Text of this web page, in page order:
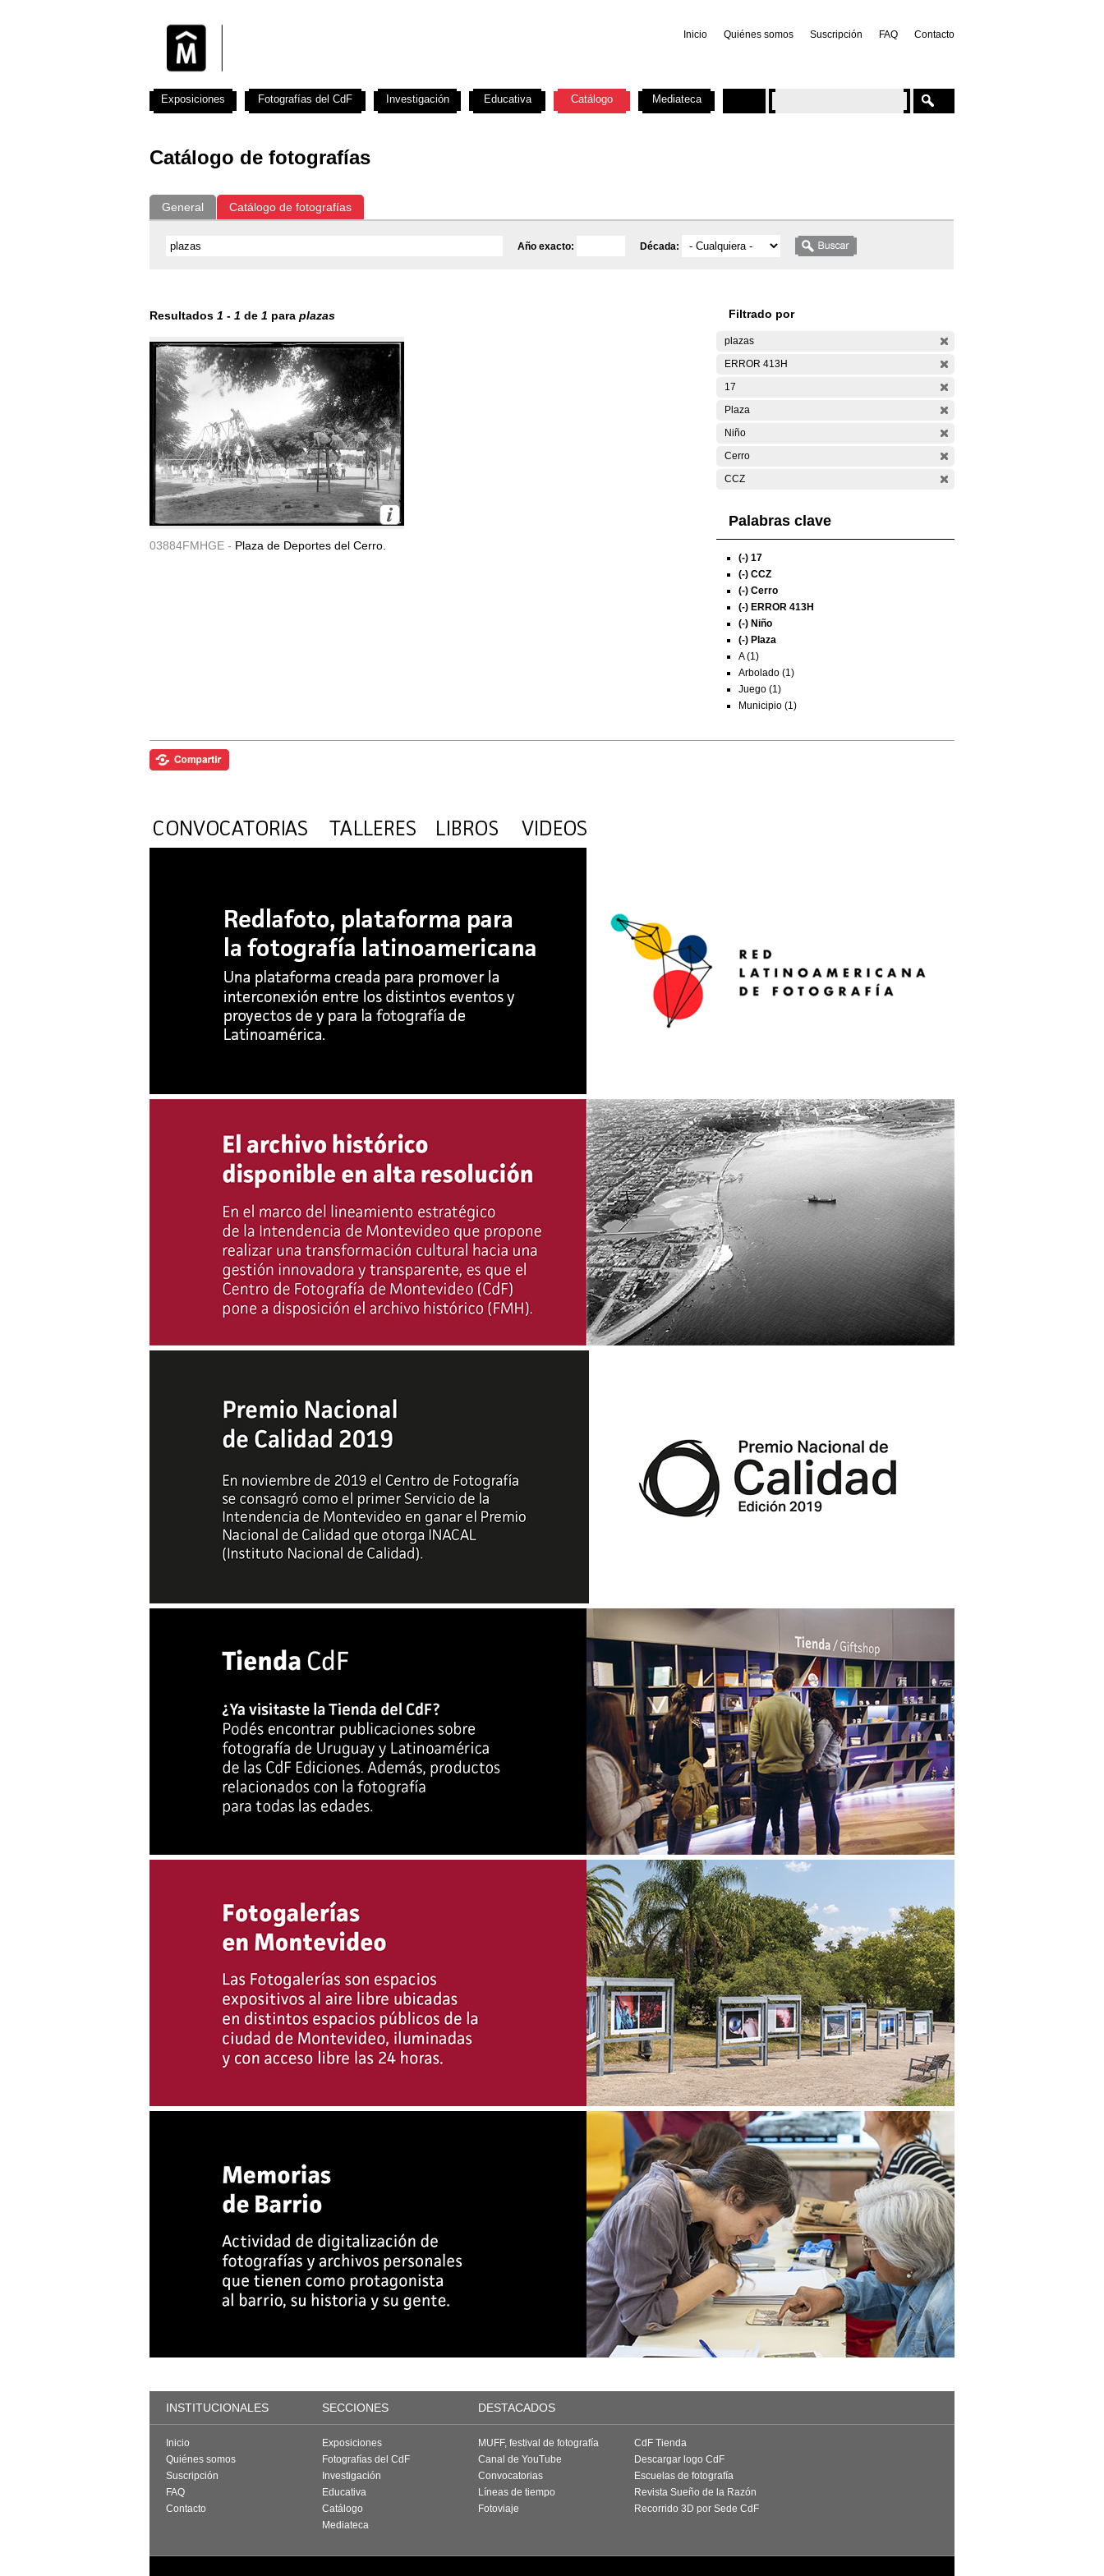
Inicio Quiénes somos Suscripción FAQ Contacto
Catálogo de fotografías
General Catálogo de fotografías
Año exacto: Década:
Resultados 1 - 1 de 1 para plazas
03884FMHGE - Plaza de Deportes del Cerro.
Filtrado por
plazas
ERROR 413H
17
Plaza
Niño
Cerro
CCZ
Palabras clave
(-) 17
(-) CCZ
(-) Cerro
(-) ERROR 413H
(-) Niño
(-) Plaza
A (1)
Arbolado (1)
Juego (1)
Municipio (1)
Exposiciones Fotografías del CdF Investigación Educativa Catálogo Mediateca
INSTITUCIONALES SECCIONES DESTACADOS
Inicio
Quiénes somos
Suscripción
FAQ
Contacto
Exposiciones
Fotografías del CdF
Investigación
Educativa
Catálogo
Mediateca
MUFF, festival de fotografía
Canal de YouTube
Convocatorias
Líneas de tiempo
Fotoviaje
CdF Tienda
Descargar logo CdF
Escuelas de fotografía
Revista Sueño de la Razón
Recorrido 3D por Sede CdF